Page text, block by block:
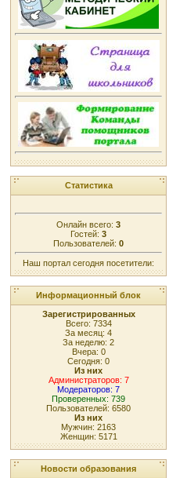
Статистика
Онлайн всего: 3
Гостей: 3
Пользователей: 0
Наш портал сегодня посетители:
Информационный блок
Зарегистрированных
Всего: 7334
За месяц: 4
За неделю: 2
Вчера: 0
Сегодня: 0
Из них
Администраторов: 7
Модераторов: 7
Проверенных: 739
Пользователей: 6580
Из них
Мужчин: 2163
Женщин: 5171
Новости образования